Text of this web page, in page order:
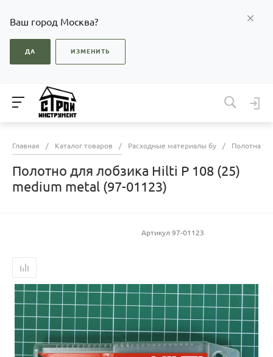
Ваш город Москва?
ДА ИЗМЕНИТЬ
Главная / Каталог товаров / Расходные материалы бу / Полотна
Полотно для лобзика Hilti P 108 (25)
medium metal (97-01123)
Артикул 97-01123